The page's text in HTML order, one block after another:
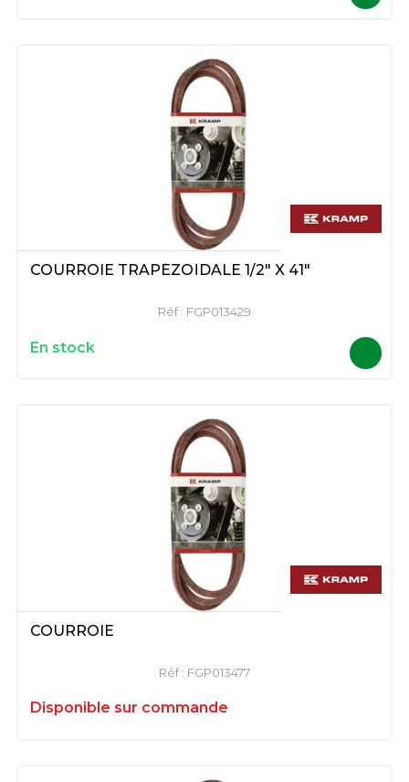
COURROIE TRAPÉZOÏDALE 1/2" X 41"
Réf : FGP013429
En stock
COURROIE
Réf : FGP013477
Disponible sur commande